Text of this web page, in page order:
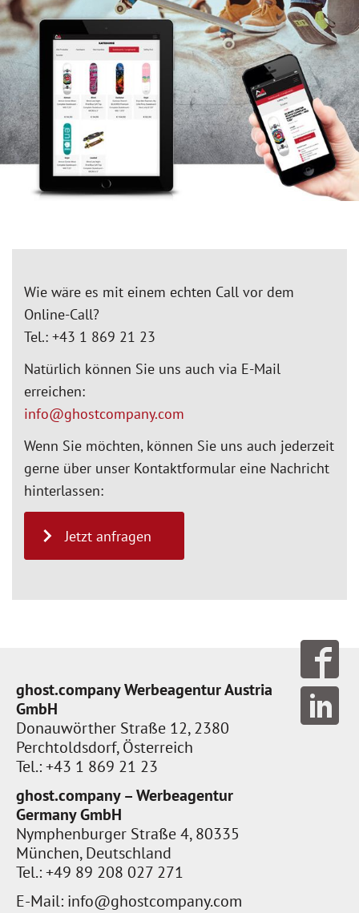
Wie wäre es mit einem echten Call vor dem
Online-Call?
Tel.: +43 1 869 21 23
Natürlich können Sie uns auch via E-Mail
erreichen:
info@ghostcompany.com
Wenn Sie möchten, können Sie uns auch jederzeit
gerne über unser Kontaktformular eine Nachricht
hinterlassen:
Jetzt anfragen
ghost.company Werbeagentur Austria
GmbH
Donauwörther Straße 12, 2380
Perchtoldsdorf, Österreich
Tel.: +43 1 869 21 23
ghost.company – Werbeagentur
Germany GmbH
Nymphenburger Straße 4, 80335
München, Deutschland
Tel.: +49 89 208 027 271
E-Mail: info@ghostcompany.com